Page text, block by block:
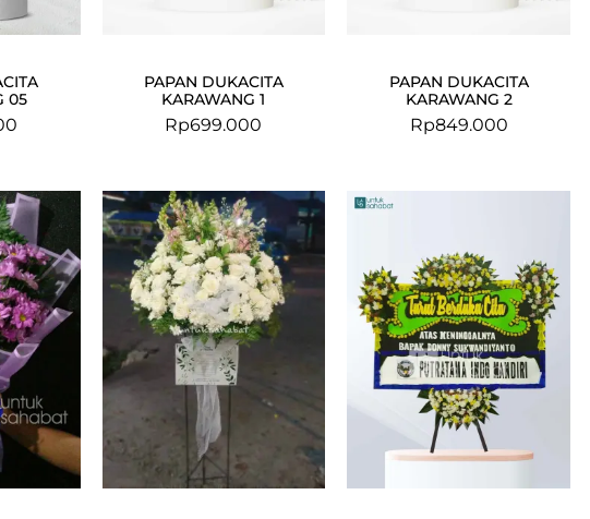
05
PAPAN DUKACITA
KARAWANG 1
Rp699.000
PAPAN DUKACITA
KARAWANG 2
Rp849.000
was:
Rp950.000.